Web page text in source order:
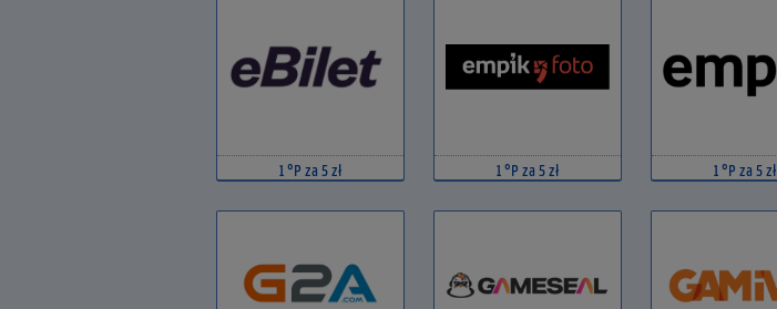
1 °P za 5 zł 1 °P za 5 zł 1 °P za 5 zł